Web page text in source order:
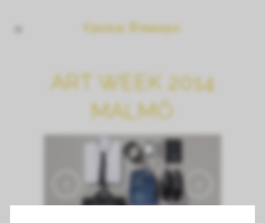
ART WEEK 2014
MALMÖ